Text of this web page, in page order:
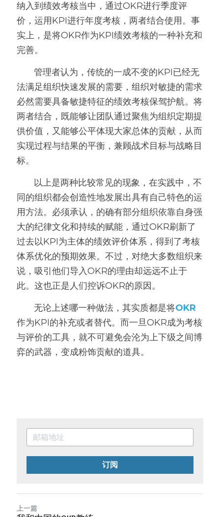
纳入到绩效考核当中，通过OKR进行季度评
价，运用KPI进行年度考核，两者结合使用。事
实上，是将OKR作为KPI绩效考核的一种补充和
完善。
法满足组织快速发展的需要，组织对敏捷的需求
必然需要具备敏捷特征的绩效考核保驾护航。将
两者结合，既能够让团队通过聚焦为组织定期提
供价值，又能够公平体现大家总体的贡献，从而
实现过程与结果的平衡，兼顾战术目标与战略目
标。
同的组织都会创造性地发展出具有自己特色的运
用方法。必须承认，的确有部分组织依靠自身强
大的纪律文化和持续的赋能，通过OKR刷新了
过去以KPI为主体的绩效评价体系，得到了考核
体系优化的预期效果。不过，对绝大多数组织来
说，吸引他们导入OKR的理由却远远不止于
此。这也正是人们控诉OKR的原因。
       无论上述哪一种做法，其实质都是将
OKR
作为KPI的补充或者替代。而一旦OKR成为考核
与评价的工具，就不可避免会沦为上下级之间博
弈的武器，变成粉饰贡献的道具。
订阅
上一篇